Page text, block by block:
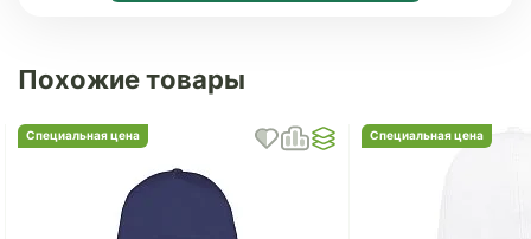
Похожие товары
Специальная цена Специальная цена